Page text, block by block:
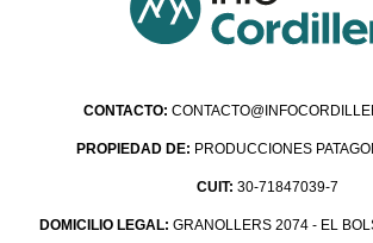
CONTACTO:
PROPIEDAD DE: PRODUCCIONES
CUIT: 30-71847039-7
DOMICILIO LEGAL: GRANOLLERS 2074 - EL